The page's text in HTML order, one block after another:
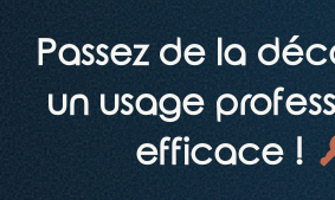
Passez de la
un usage
efficace !